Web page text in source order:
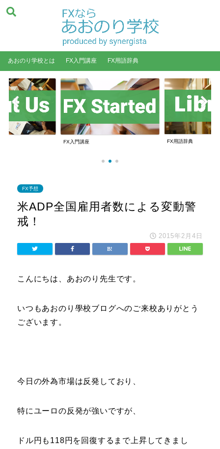
あおのり学校とは FX入門講座 FX用語辞典
FX入門講座 FX用語辞典
FX予想
米ADP全国雇用者数による変動警
戒！
2015年2月4日
こんにちは、あおのり先生です。
いつもあおのり學校ブログへのご来校ありがとう
ございます。
今日の外為市場は反発しており、
特にユーロの反発が強いですが、
ドル円も118円を回復するまで上昇してきまし